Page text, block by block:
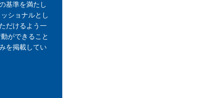
基準を満たし
ショナルとし
だけるよう一
ができること
を掲載してい